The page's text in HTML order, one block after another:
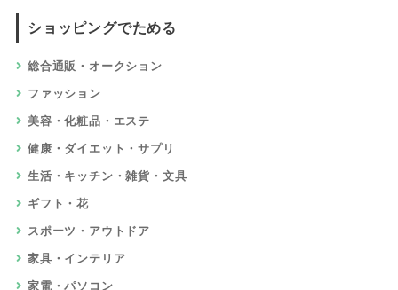
ショッピングでためる
総合通販・オークション
ファッション
美容・化粧品・エステ
健康・ダイエット・サプリ
生活・キッチン・雑貨・文具
ギフト・花
スポーツ・アウトドア
家具・インテリア
家電・パソコン